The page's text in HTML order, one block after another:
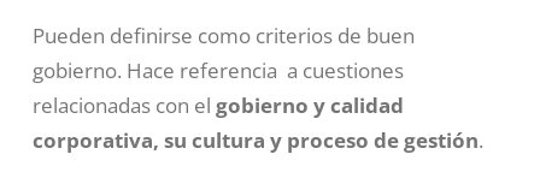
Pueden definirse como criterios de buen
gobierno. Hace referencia a cuestiones
relacionadas con el gobierno y calidad
corporativa, su cultura y proceso de gestión.